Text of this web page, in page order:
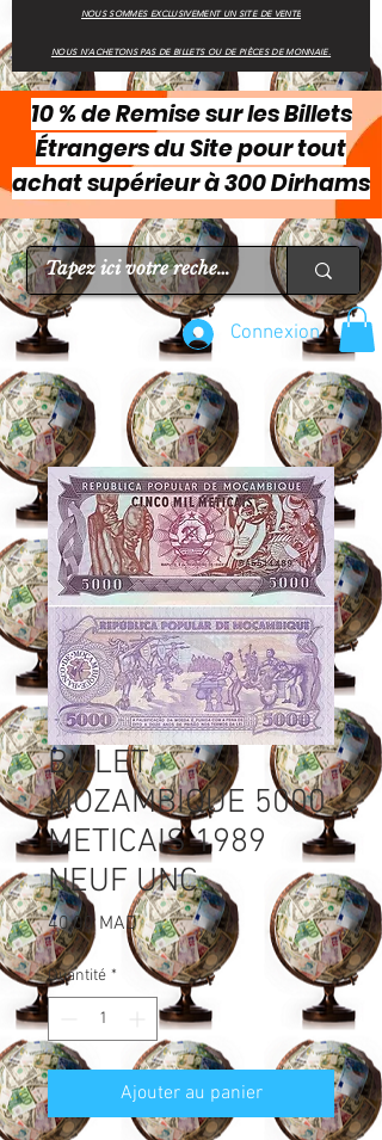
NOUS SOMMES EXCLUSIVEMENT UN SITE DE VENTE
NOUS N'ACHETONS PAS DE BILLETS OU DE PIÈCES DE MONNAIE.
10 % de Remise sur les Billets
Étrangers du Site pour tout
achat supérieur à 300 Dirhams
Connexion
BILLET
MOZAMBIQUE 5000
METICAIS 1989
NEUF UNC
40,00 MADPrix
Quantité *
Ajouter au panier